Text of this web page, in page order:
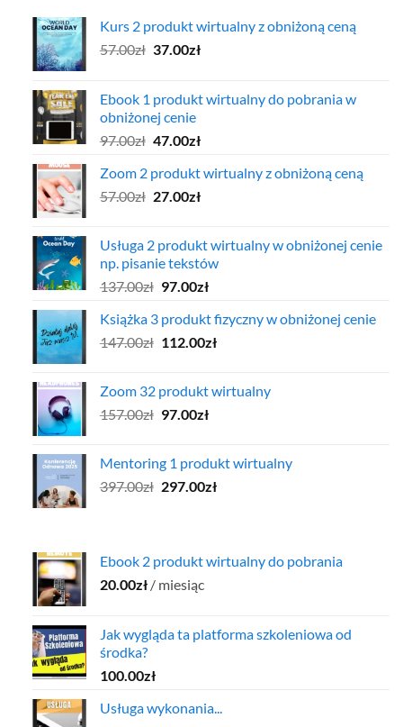
Kurs 2 produkt wirtualny z obniżoną ceną
57.00zł Pierwotna
57.00zł.
37.00złAktualna
37.00zł.
Ebook 1 produkt wirtualny do pobrania w
obniżonej cenie
97.00zł Pierwotna
wynosiła:
97.00zł.
47.00złAktualna
wynosi:
47.00zł.
Zoom 2 produkt wirtualny z obniżoną ceną
57.00zł Pierwotna
57.00zł.
27.00złAktualna
27.00zł.
Usługa 2 produkt wirtualny w obniżonej cenie
np. pisanie tekstów
137.00zł Pierwotna
wynosiła:
137.00zł.
97.00złAktualna
wynosi:
97.00zł.
Książka 3 produkt fizyczny w obniżonej cenie
147.00zł Pierwotna
147.00zł.
112.00złAktualna
112.00zł.
Zoom 32 produkt wirtualny
157.00zł Pierwotna
157.00zł.
97.00złAktualna
97.00zł.
Mentoring 1 produkt wirtualny
397.00zł Pierwotna
297.00złAktualna
Ebook 2 produkt wirtualny do pobrania
20.00zł / miesiąc
Jak wygląda ta platforma szkoleniowa od
środka?
100.00zł
Usługa wykonania...